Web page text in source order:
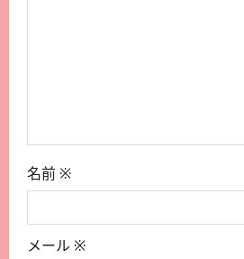
名前 ※
メール ※